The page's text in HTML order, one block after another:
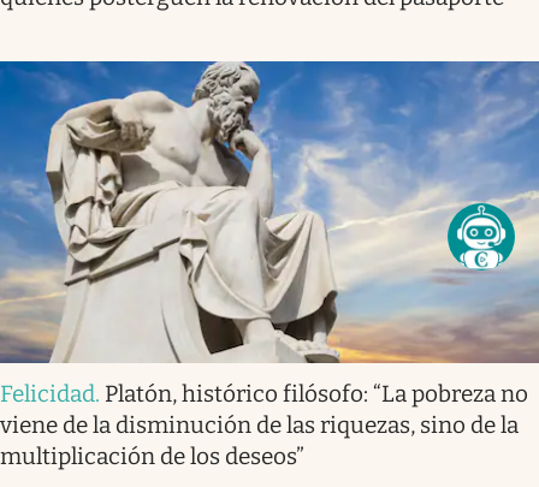
Felicidad. Platón, histórico filósofo: “La pobreza no
viene de la disminución de las riquezas, sino de la
multiplicación de los deseos”